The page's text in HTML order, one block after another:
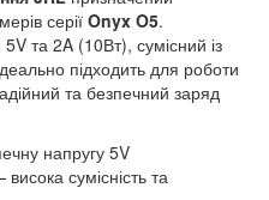
серії Onyx O5.
та 2A (10Вт), сумісний із
підходить для роботи
та безпечний заряд
напругу 5V
висока сумісність та